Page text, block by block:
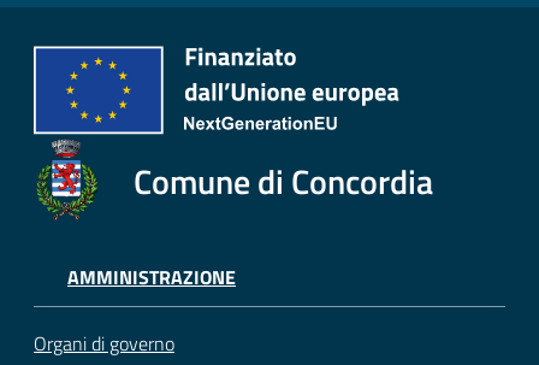
Comune di Concordia
AMMINISTRAZIONE
Organi di governo